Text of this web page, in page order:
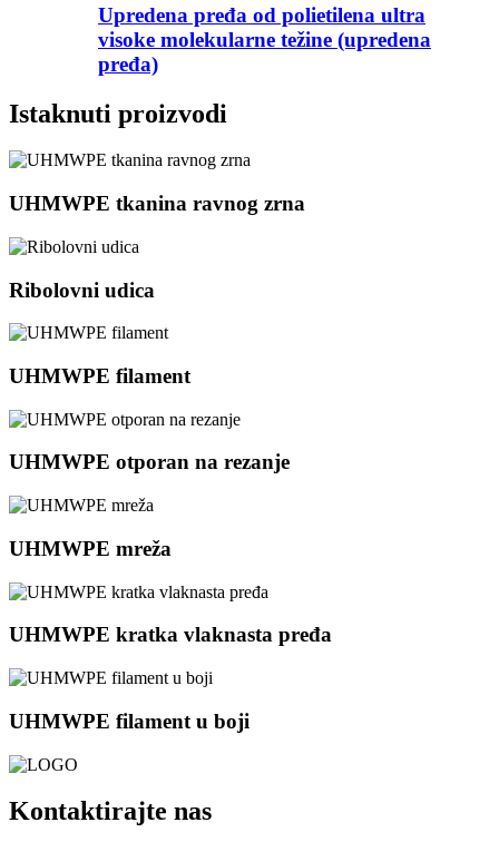
Upredena pređa od polietilena ultra
visoke molekularne težine (upredena
pređa)
Istaknuti proizvodi
UHMWPE tkanina ravnog zrna
Ribolovni udica
UHMWPE filament
UHMWPE otporan na rezanje
UHMWPE mreža
UHMWPE kratka vlaknasta pređa
UHMWPE filament u boji
Kontaktirajte nas